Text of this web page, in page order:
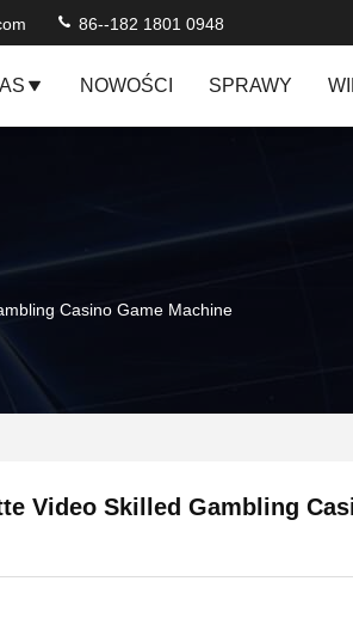
86--182 1801 0948
NOWOŚCI SPRAWY
Casino Game Machine
Video Skilled Gambling